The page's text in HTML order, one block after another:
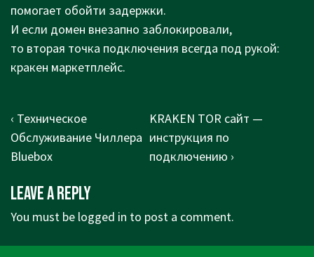
помогает обойти задержки.
И если домен внезапно заблокировали,
то вторая точка подключения всегда под рукой:
кракен маркетплейс.
Post
navigation
Previous
Post
is
‹ Техническое
Обслуживание Чиллера
Bluebox
Next
Post
is
KRAKEN TOR сайт —
инструкция по
подключению ›
Leave a Reply
You must be logged in to post a comment.